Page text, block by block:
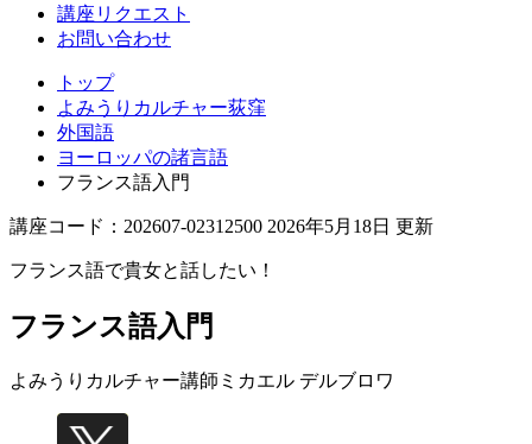
講座リクエスト
お問い合わせ
トップ
よみうりカルチャー荻窪
外国語
ヨーロッパの諸言語
フランス語入門
講座コード：202607-02312500 2026年5月18日 更新
フランス語で貴女と話したい！
フランス語入門
よみうりカルチャー講師 ミカエル デルブロワ